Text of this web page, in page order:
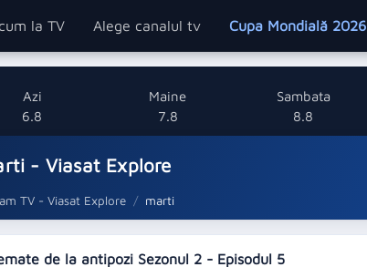
la TV Alege canalul tv Cupa Mondială 2026
Azi
6.8
Maine
7.8
Sambata
8.8
- Viasat Explore
TV - Viasat Explore marti
de la antipozi Sezonul 2 - Episodul 5